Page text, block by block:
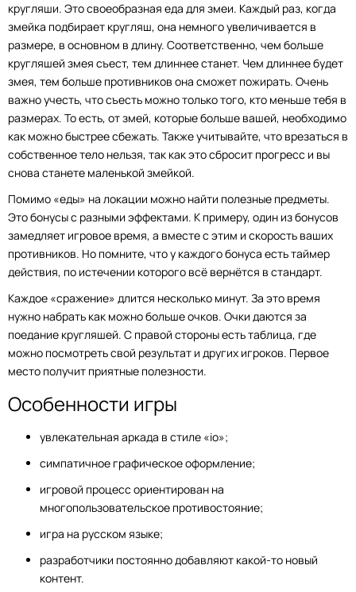
кругляши. Это своеобразная еда для змеи. Каждый раз, когда
змейка подбирает кругляш, она немного увеличивается в
размере, в основном в длину. Соответственно, чем больше
кругляшей змея съест, тем длиннее станет. Чем длиннее будет
змея, тем больше противников она сможет пожирать. Очень
важно учесть, что съесть можно только того, кто меньше тебя в
размерах. То есть, от змей, которые больше вашей, необходимо
как можно быстрее сбежать. Также учитывайте, что врезаться в
собственное тело нельзя, так как это сбросит прогресс и вы
снова станете маленькой змейкой.
Помимо «еды» на локации можно найти полезные предметы.
Это бонусы с разными эффектами. К примеру, один из бонусов
замедляет игровое время, а вместе с этим и скорость ваших
противников. Но помните, что у каждого бонуса есть таймер
действия, по истечении которого всё вернётся в стандарт.
Каждое «сражение» длится несколько минут. За это время
нужно набрать как можно больше очков. Очки даются за
поедание кругляшей. С правой стороны есть таблица, где
можно посмотреть свой результат и других игроков. Первое
место получит приятные полезности.
Особенности игры
увлекательная аркада в стиле «io»;
симпатичное графическое оформление;
игровой процесс ориентирован на
многопользовательское противостояние;
игра на русском языке;
разработчики постоянно добавляют какой-то новый
контент.